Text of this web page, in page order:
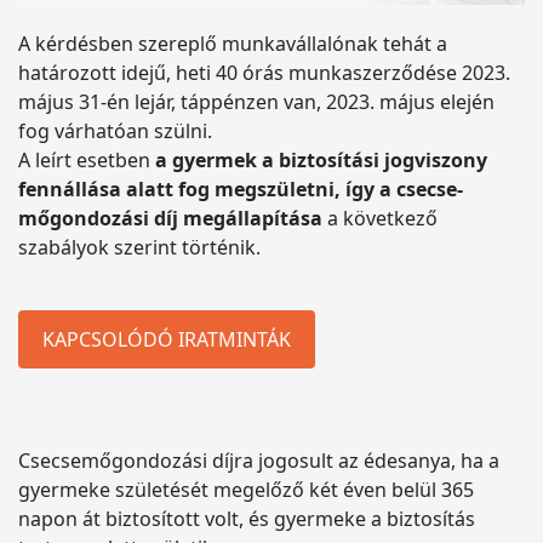
A kérdésben szereplő munkavállalónak tehát a
határozott idejű, heti 40 órás munkaszerződése 2023.
május 31-én lejár, táppénzen van, 2023. május elején
fog várhatóan szülni.
A leírt esetben a gyermek a biztosítási jogviszony
fennállása alatt fog megszületni, így a csecse-
mőgondozási díj megállapítása a következő
szabályok szerint történik.
KAPCSOLÓDÓ IRATMINTÁK
Csecsemőgondozási díjra jogosult az édesanya, ha a
gyermeke születését megelőző két éven belül 365
napon át biztosított volt, és gyermeke a biztosítás